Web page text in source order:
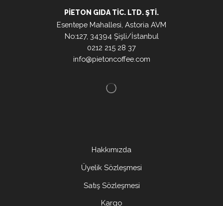
PIETON GIDA TIC. LTD. ŞTI.
Esentepe Mahallesi, Astoria AVM
No:127, 34394 Şişli/İstanbul
0212 215 28 37
info@pietoncoffee.com
Hakkımızda
Üyelik Sözleşmesi
Satış Sözleşmesi
Kargo